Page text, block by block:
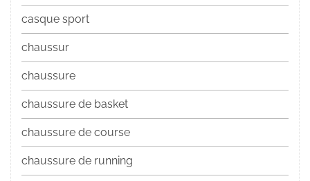
casque sport
chaussur
chaussure
chaussure de basket
chaussure de course
chaussure de running